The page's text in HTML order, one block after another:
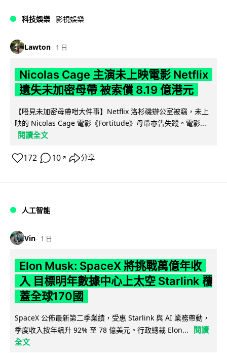
科技娛樂 影視娛樂
Lawton 1 日
Nicolas Cage 主演未上映電影 Netflix
遺失未加密母帶 被索償 8.19 億港元
【唔見未加密母帶咁大件事】Netflix 洛杉磯辦公室被竊，未上
映的 Nicolas Cage 電影《Fortitude》母帶亦告失蹤。電影...
閱讀全文
172 10 ↗ 分享
人工智能
Vin 1 日
Elon Musk: SpaceX 將挑戰萬億年收
入 目標明年數據中心上太空 Starlink 覆
蓋全球170國
SpaceX 公佈最新第二季業績，受惠 Starlink 與 AI 業務帶動，
季度收入按年飆升 92% 至 78 億美元。行政總裁 Elon...
閱讀
全文